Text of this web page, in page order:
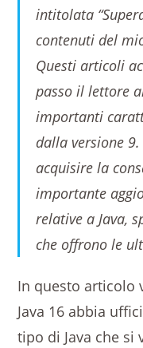
intitolata
contenuti del
Questi articoli
passo il lettore
importanti
dalla versione
acquisire la
importante
relative a Java,
che offrono le
In questo articolo
Java 16 abbia
tipo di Java che si